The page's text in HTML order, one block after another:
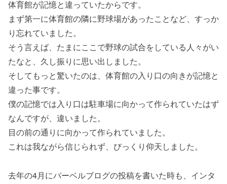
体育館が記憶と違っていたからです。
まず第一に体育館の隣に野球場があったことなど、すっか
り忘れていました。
そう言えば、たまにここで野球の試合をしている人々がい
たなと、久し振りに思い出しました。
そしてもっと驚いたのは、体育館の入り口の向きが記憶と
違った事です。
僕の記憶では入り口は駐車場に向かって作られていたはず
なんですが、違いました。
目の前の通りに向かって作られていました。
これは我ながら信じられず、びっくり仰天しました。
去年の4月にバーベルブログの投稿を書いた時も、インタ